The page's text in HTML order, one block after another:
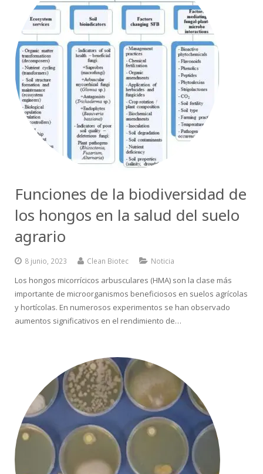
Funciones de la biodiversidad de
los hongos en la salud del suelo
agrario
8 junio, 2023 Clean Biotec Noticia
Los hongos micorrícicos arbusculares (HMA) son la clase más
importante de microorganismos beneficiosos en suelos agrícolas
y hortícolas. En numerosos experimentos se han observado
aumentos significativos en el rendimiento de…